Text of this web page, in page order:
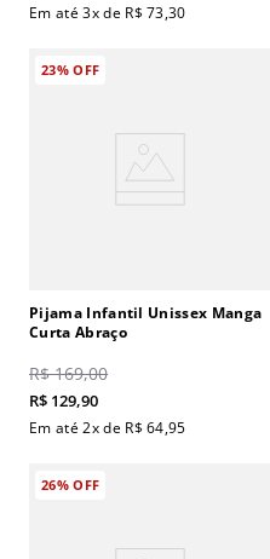
Em até3x de R$ 73,30
23%OFF
Pijama Infantil Unissex Manga
Curta Abraço
R$ 169,00
R$ 129,90
Em até2x de R$ 64,95
26%OFF